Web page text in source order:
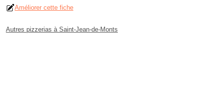
Améliorer cette fiche
Autres pizzerias à Saint-Jean-de-Monts